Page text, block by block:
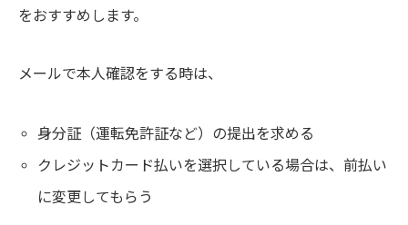
をおすすめします。
メールで本人確認をする時は、
身分証（運転免許証など）の提出を求める
クレジットカード払いを選択している場合は、前払い
に変更してもらう